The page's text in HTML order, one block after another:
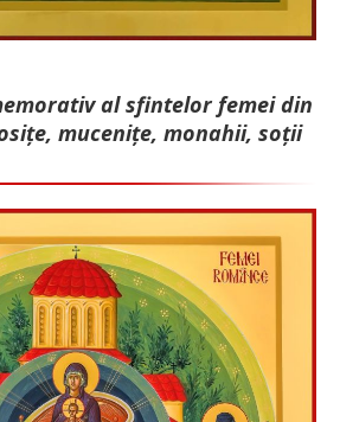
al sfintelor femei din
mu­cenițe, monahii, soții